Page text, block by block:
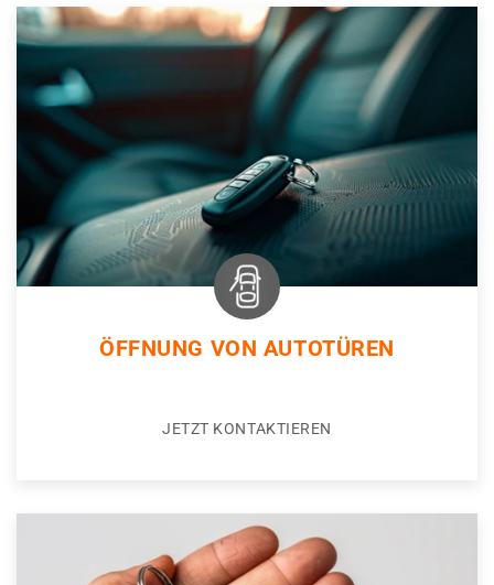
ÖFFNUNG VON AUTOTÜREN
JETZT KONTAKTIEREN